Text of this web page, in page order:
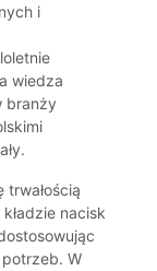
i
wiedza
branży
nacisk
W